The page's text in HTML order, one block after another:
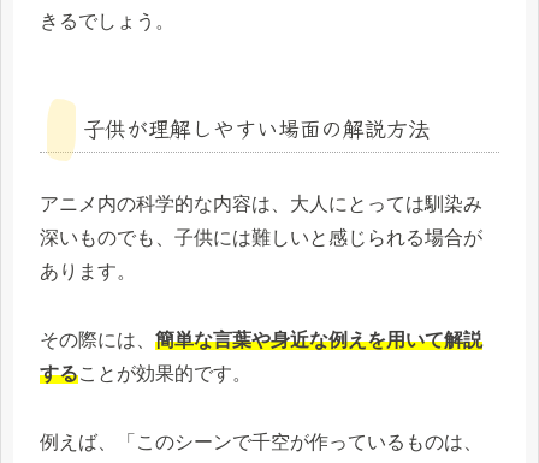
きるでしょう。
子供が理解しやすい場面の解説方法
アニメ内の科学的な内容は、大人にとっては馴染み
深いものでも、子供には難しいと感じられる場合が
あります。
その際には、 簡単な言葉や身近な例えを用いて解説
することが効果的です。
例えば、「このシーンで千空が作っているものは、